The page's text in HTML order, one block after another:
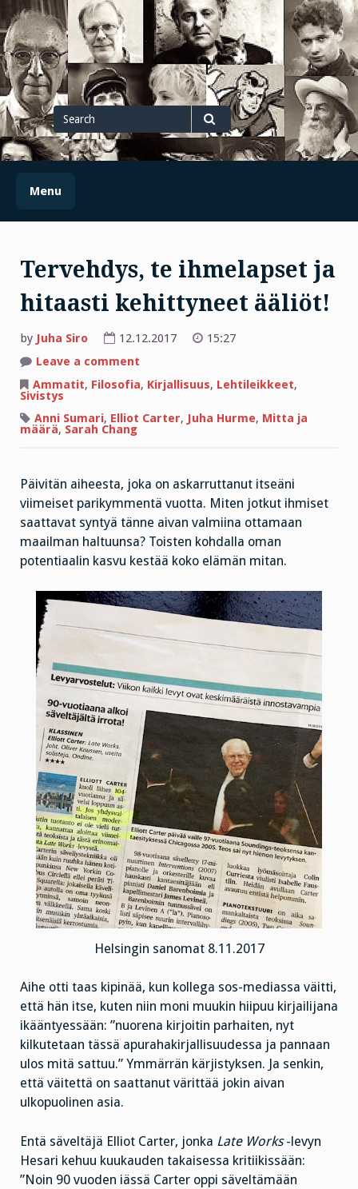
Skip
to
content
Search
for
Search
Menu
Tervehdys, te ihmelapset ja
hitaasti kehittyneet ääliöt!
by Juha Siro 12.12.2017
15:27
Leave a comment
te
ihmelapset
hitaasti
kehittyneet
Ammatit, Filosofia, Kirjallisuus, Lehtileikkeet,
Sivistys
Anni Sumari, Elliot Carter, Juha Hurme, Mitta ja
määrä, Sarah Chang
Päivitän aiheesta, joka on askarruttanut itseäni
viimeiset parikymmentä vuotta. Miten jotkut ihmiset
saattavat syntyä tänne aivan valmiina ottamaan
maailman haltuunsa? Toisten kohdalla oman
potentiaalin kasvu kestää koko elämän mitan.
Helsingin sanomat 8.11.2017
Aihe otti taas kipinää, kun kollega sos-mediassa väitti,
että hän itse, kuten niin moni muukin hiipuu kirjailijana
ikääntyessään: ”nuorena kirjoitin parhaiten, nyt
kilkutetaan tässä apurahakirjallisuudessa ja pannaan
ulos mitä sattuu.” Ymmärrän kärjistyksen. Ja senkin,
että väitettä on saattanut värittää jokin aivan
ulkopuolinen asia.
Entä säveltäjä Elliot Carter, jonka Late Works-levyn
Hesari kehuu kuukauden takaisessa kritiikissään:
”Noin 90 vuoden iässä Carter oppi säveltämään